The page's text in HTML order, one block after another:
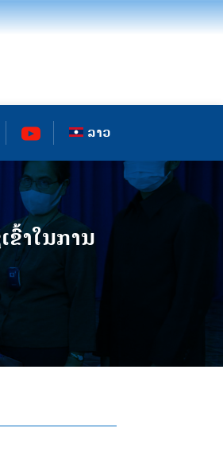
ລາວ
າໃນການ